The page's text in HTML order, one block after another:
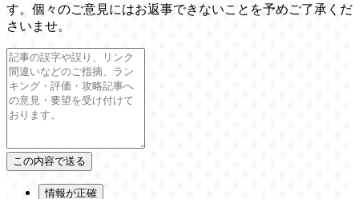
す。個々のご意見にはお返事できないことを予めご了承くだ
さいませ。
情報が正確